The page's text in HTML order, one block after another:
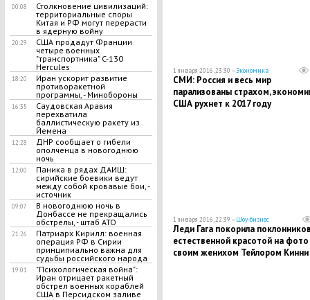
00:08
Столкновение цивилизаций:
территориальные споры
Китая и РФ могут перерасти
в ядерную войну
20:29
США продадут Франции
четыре военных
"транспортника" C-130
Hercules
18:20
Иран ускорит развитие
противоракетной
программы, - Минобороны
16:35
Саудовская Аравия
перехватила
баллистическую ракету из
Йемена
12:28
ДНР сообщает о гибели
ополченца в новогоднюю
ночь
12:00
Паника в рядах ДАИШ:
сирийские боевики ведут
между собой кровавые бои, -
источник
09:07
В новогоднюю ночь в
Донбассе не прекращались
обстрелы, - штаб АТО
21:26
Патриарх Кирилл: военная
операция РФ в Сирии
принципиально важна для
судьбы российского народа
19:01
"Психологическая война":
Иран отрицает ракетный
обстрел военных кораблей
США в Персидском заливе
1 января 2016, 23:30 —Экономика
СМИ: Россия и весь мир
парализованы страхом,
США рухнет к 2017 году
1 января 2016, 22:39 —Шоу-бизнес
Леди Гага покорила
естественной красотой на фото
своим женихом Тейлором Кинни